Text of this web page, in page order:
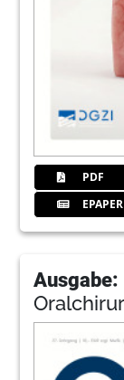
PDF
EPAPER
Ausgabe: